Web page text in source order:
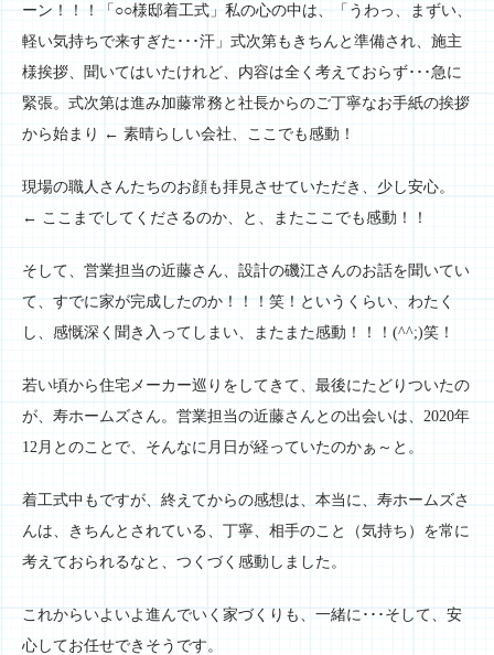
ーン！！！「○○様邸着工式」私の心の中は、「うわっ、まずい、
軽い気持ちで来すぎた･･･汗」式次第もきちんと準備され、施主
様挨拶、聞いてはいたけれど、内容は全く考えておらず･･･急に
緊張。式次第は進み加藤常務と社長からのご丁寧なお手紙の挨拶
から始まり ← 素晴らしい会社、ここでも感動！
現場の職人さんたちのお顔も拝見させていただき、少し安心。
← ここまでしてくださるのか、と、またここでも感動！！
そして、営業担当の近藤さん、設計の磯江さんのお話を聞いてい
て、すでに家が完成したのか！！！笑！というくらい、わたく
し、感慨深く聞き入ってしまい、またまた感動！！！(^^;)笑！
若い頃から住宅メーカー巡りをしてきて、最後にたどりついたの
が、寿ホームズさん。営業担当の近藤さんとの出会いは、2020年
12月とのことで、そんなに月日が経っていたのかぁ～と。
着工式中もですが、終えてからの感想は、本当に、寿ホームズさ
んは、きちんとされている、丁寧、相手のこと（気持ち）を常に
考えておられるなと、つくづく感動しました。
これからいよいよ進んでいく家づくりも、一緒に･･･そして、安
心してお任せできそうです。